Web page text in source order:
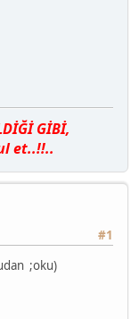
GİBİ,
et..!!..
#1
;oku)